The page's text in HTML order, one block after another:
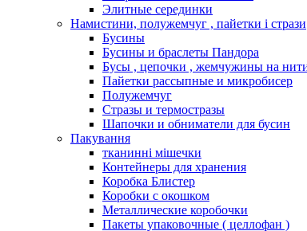
Элитные серединки
Намистини, полужемчуг , пайетки і стрази
Бусины
Бусины и браслеты Пандора
Бусы , цепочки , жемчужины на
Пайетки рассыпные и микробисер
Полужемчуг
Стразы и термостразы
Шапочки и обниматели для бусин
Пакування
тканинні мішечки
Контейнеры для хранения
Коробка Блистер
Коробки с окошком
Металлические коробочки
Пакеты упаковочные ( целлофан )